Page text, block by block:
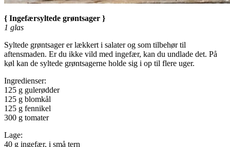
{ Ingefærsyltede grøntsager }
1 glas
Syltede grøntsager er lækkert i salater og som tilbehør til
aftensmaden. Er du ikke vild med ingefær, kan du undlade det. På
køl kan de syltede grøntsagerne holde sig i op til flere uger.
Ingredienser:
125 g gulerødder
125 g blomkål
125 g fennikel
300 g tomater
Lage:
40 g ingefær, i små tern